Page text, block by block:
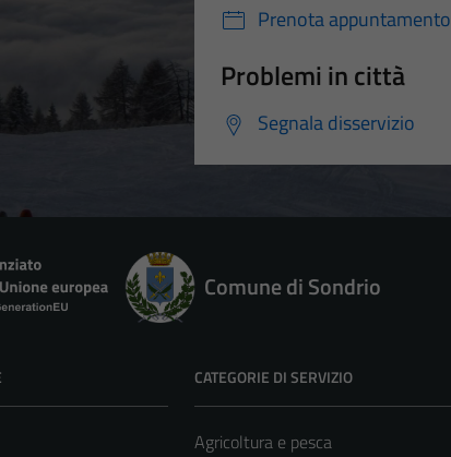
Prenota appuntamento
Problemi in città
Segnala disservizio
Comune di Sondrio
CATEGORIE DI SERVIZIO
Agricoltura e pesca